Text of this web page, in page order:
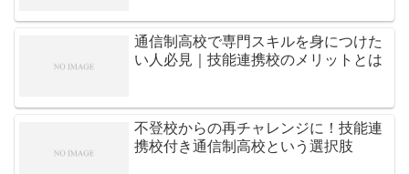
通信制高校で専門スキルを身につけた
い人必見｜技能連携校のメリットとは
不登校からの再チャレンジに！技能連
携校付き通信制高校という選択肢